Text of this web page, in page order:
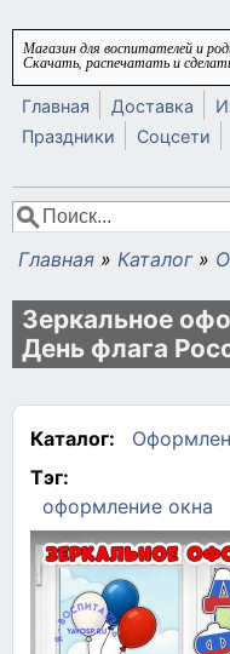
Перейти к основному
Магазин для воспитателей и
Скачать, распечатать и
Главная Доставка
Праздники
Соцсети
Форма поиска
Поиск
Вы здесь
Главная » Каталог »
Зеркальное
День флага
Каталог:
Тэг:
оформление окна